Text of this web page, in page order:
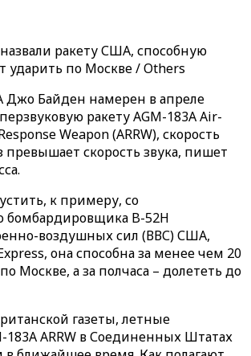
ракету США, способную
ударить по Москве / Others
Байден намерен в апреле
ракету AGM-183A Air-
Weapon (ARRW), скорость
превышает скорость звука, пишет
к примеру, со
бомбардировщика B-52H
воздушных сил (ВВС) США,
она способна за менее чем 20
Москве, а за полчаса – долететь до
газеты, летные
183A ARRW в Соединенных Штатах